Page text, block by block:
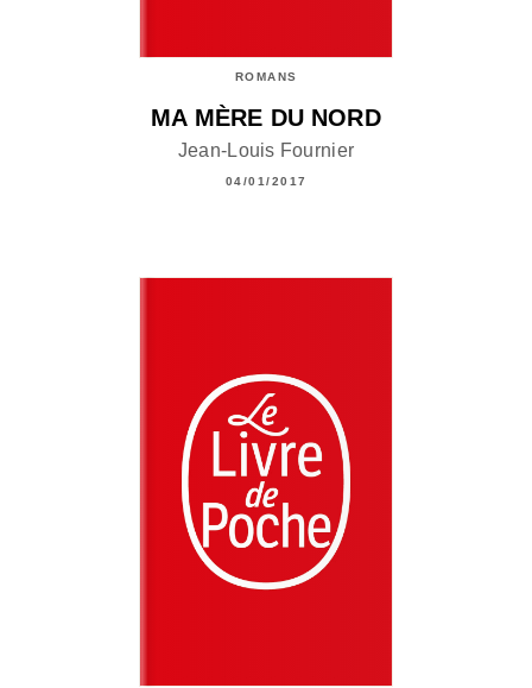
ROMANS
MA MÈRE DU NORD
Jean-Louis Fournier
04/01/2017